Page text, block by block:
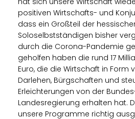
positiven Wirtschafts- und
dass ein Großteil der
Soloselbstständigen bisher
durch die Corona-Pandemie
geholfen haben die rund 17
Euro, die die Wirtschaft in Form
Darlehen, Bürgschaften und
Erleichterungen von der
Landesregierung erhalten hat.
unsere Programme richtig